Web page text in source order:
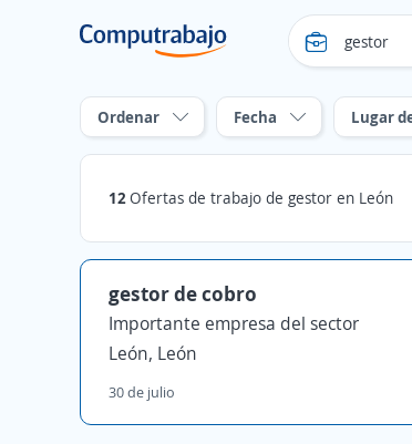
Ordenar Fecha Lugar
12Ofertas de trabajo de gestor en León
gestor de cobro
Importante empresa del sector
León, León
30 de julio